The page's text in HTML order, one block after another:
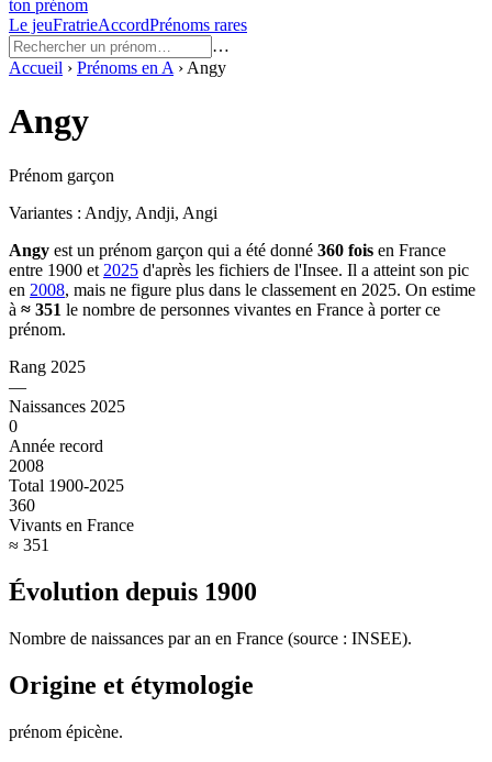
ton prénom
Le jeuFratrieAccordPrénoms rares
…
Accueil › Prénoms en A › Angy
Angy
Prénom garçon
Variantes : Andjy, Andji, Angi
Angy est un prénom garçon qui a été donné 360 fois en France
entre 1900 et 2025 d'après les fichiers de l'Insee. Il a atteint son pic
en 2008, mais ne figure plus dans le classement en 2025. On estime
à ≈ 351 le nombre de personnes vivantes en France à porter ce
prénom.
Rang 2025
—
Naissances 2025
0
Année record
2008
Total 1900-2025
360
Vivants en France
≈ 351
Évolution depuis 1900
Nombre de naissances par an en France (source : INSEE).
Origine et étymologie
prénom épicène.